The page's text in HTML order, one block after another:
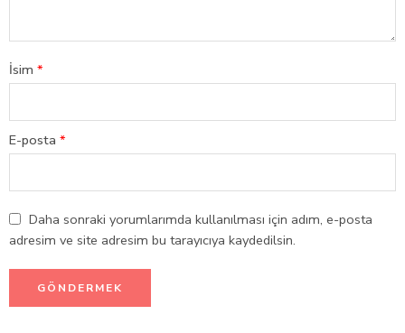
İsim *
E-posta *
Daha sonraki yorumlarımda kullanılması için adım, e-posta
adresim ve site adresim bu tarayıcıya kaydedilsin.